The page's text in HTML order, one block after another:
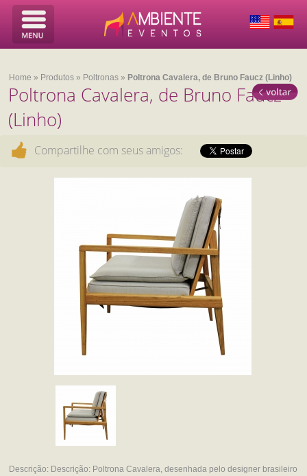
Home » Produtos » Poltronas » Poltrona Cavalera, de Bruno Faucz (Linho)
Poltrona Cavalera, de Bruno Faucz
(Linho)
Compartilhe com seus amigos:
Descrição: Descrição: Poltrona Cavalera, desenhada pelo designer brasileiro